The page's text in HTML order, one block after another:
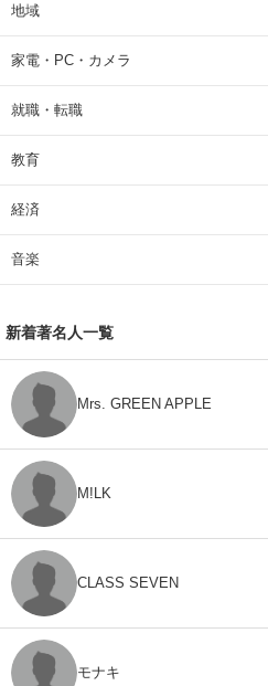
地域
家電・PC・カメラ
就職・転職
教育
経済
音楽
新着著名人一覧
Mrs. GREEN APPLE
M!LK
CLASS SEVEN
モナキ